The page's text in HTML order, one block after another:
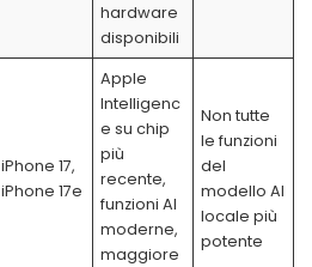
hardware
disponibili
iPhone 17,
iPhone 17e
Apple
Intelligenc
e su chip
più
recente,
funzioni AI
moderne,
maggiore
Non tutte
le funzioni
del
modello AI
locale più
potente